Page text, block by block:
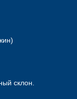
склон.